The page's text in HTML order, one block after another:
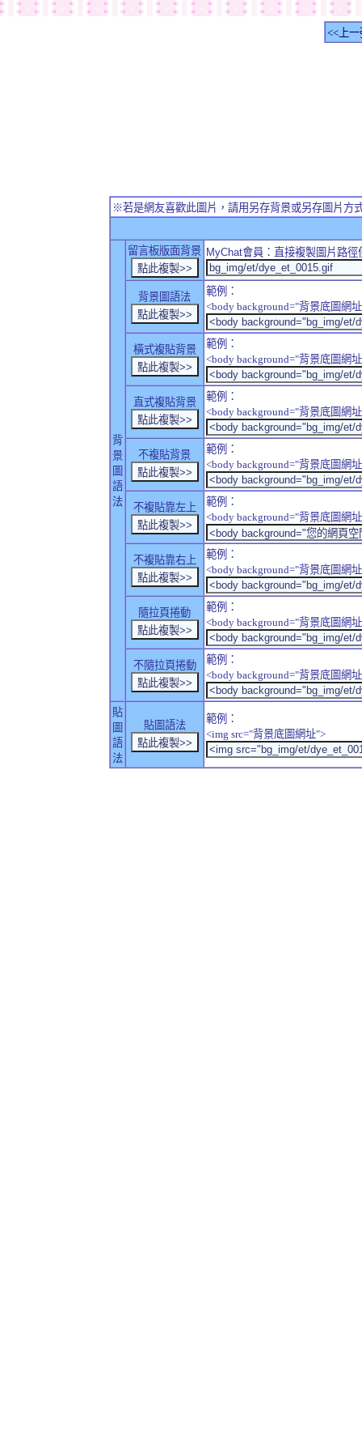
<<上一
※若是網友喜歡此圖片，請用另存背景或另存圖片方
背
景
圖
語
法
留言板版面背景 MyChat會員：直接複製圖片路
背景圖語法
範例：
<body background="背景底圖網
橫式複貼背景
範例：
<body background="背景底圖網
直式複貼背景
範例：
<body background="背景底圖網
不複貼背景
範例：
<body background="背景底圖網
不複貼靠左上
範例：
<body background="背景底圖網
不複貼靠右上
範例：
<body background="背景底圖網
隨拉頁捲動
範例：
<body background="背景底圖網
不隨拉頁捲動
範例：
<body background="背景底圖網
貼
圖
語
法
貼圖語法
範例：
<img src="背景底圖網址">